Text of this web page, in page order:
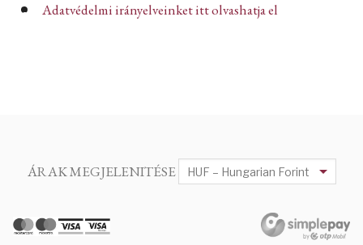
Adatvédelmi irányelveinket itt olvashatja el
ÁRAK MEGJELENITÉSE